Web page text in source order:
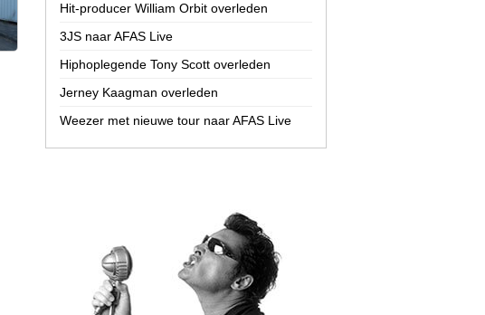
Hit-producer William Orbit overleden
3JS naar AFAS Live
Hiphoplegende Tony Scott overleden
Jerney Kaagman overleden
Weezer met nieuwe tour naar AFAS Live